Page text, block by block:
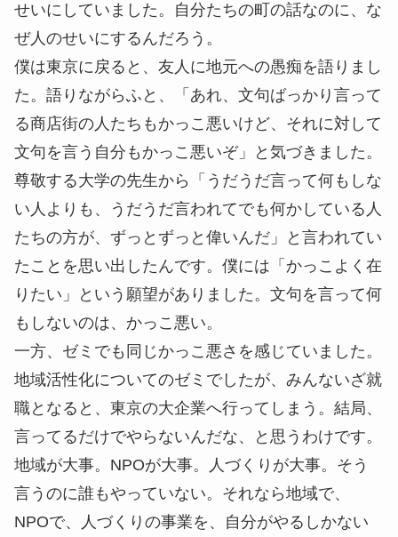
せいにしていました。自分たちの町の話なのに、な
ぜ人のせいにするんだろう。
僕は東京に戻ると、友人に地元への愚痴を語りまし
た。語りながらふと、「あれ、文句ばっかり言って
る商店街の人たちもかっこ悪いけど、それに対して
文句を言う自分もかっこ悪いぞ」と気づきました。
尊敬する大学の先生から「うだうだ言って何もしな
い人よりも、うだうだ言われてでも何かしている人
たちの方が、ずっとずっと偉いんだ」と言われてい
たことを思い出したんです。僕には「かっこよく在
りたい」という願望がありました。文句を言って何
もしないのは、かっこ悪い。
一方、ゼミでも同じかっこ悪さを感じていました。
地域活性化についてのゼミでしたが、みんないざ就
職となると、東京の大企業へ行ってしまう。結局、
言ってるだけでやらないんだな、と思うわけです。
地域が大事。NPOが大事。人づくりが大事。そう
言うのに誰もやっていない。それなら地域で、
NPOで、人づくりの事業を、自分がやるしかない